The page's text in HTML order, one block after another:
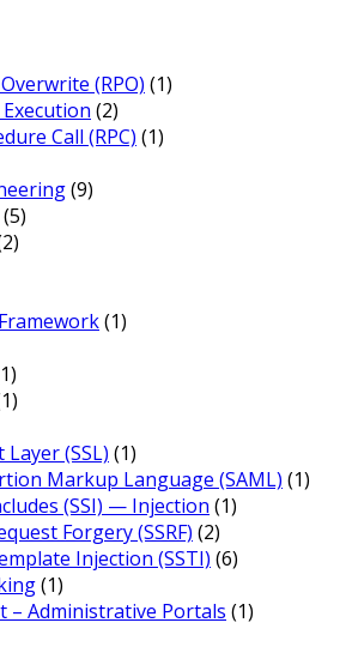
(RPO) (1)
(2)
Call (RPC) (1)
(9)
(5)
(1)
Layer (SSL) (1)
Markup Language (SAML) (1)
(SSI) — Injection (1)
Forgery (SSRF) (2)
Injection (SSTI) (6)
(1)
– Administrative Portals (1)